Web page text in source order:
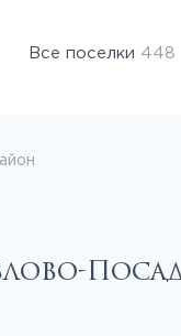
Все поселки 448